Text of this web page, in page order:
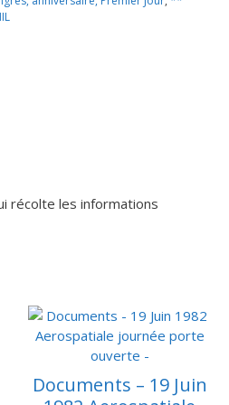
récolte les informations
Documents – 19 Juin